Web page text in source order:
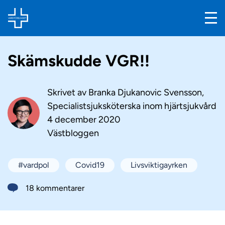
Skämskudde VGR!!
Skrivet av Branka Djukanovic Svensson,
Specialistsjuksköterska inom hjärtsjukvård
4 december 2020
Västbloggen
#vardpol Covid19 Livsviktigayrken
18 kommentarer